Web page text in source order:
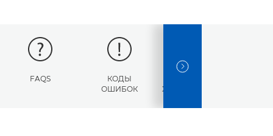
FAQS
КОДЫ
ОШИБОК
ХАРАКТЕРИСТИКИ
NEXT SLIDE